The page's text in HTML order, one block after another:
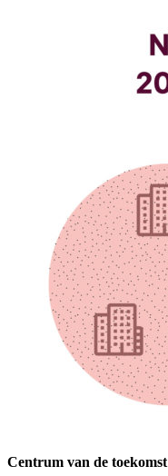
Centrum van de toekomst